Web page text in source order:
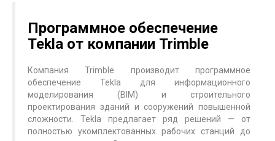
Программное обеспечение
Tekla от компании Trimble
Компания Trimble производит программное
обеспечение Tekla для информационного
моделирования (BIM) и строительного
проектирования зданий и сооружений повышенной
сложности. Tekla предлагает ряд решений — от
полностью укомплектованных рабочих станций до